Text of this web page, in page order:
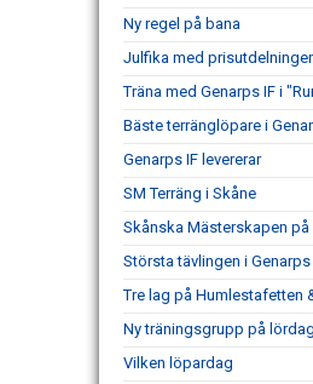
Ny regel på bana
Julfika med
Träna med Genarps IF i
Bäste terränglöpare i
Genarps IF levererar
SM Terräng i Skåne
Skånska Mästerskapen
Största tävlingen i
Tre lag på Humlestafetten
Ny träningsgrupp på
Vilken löpardag